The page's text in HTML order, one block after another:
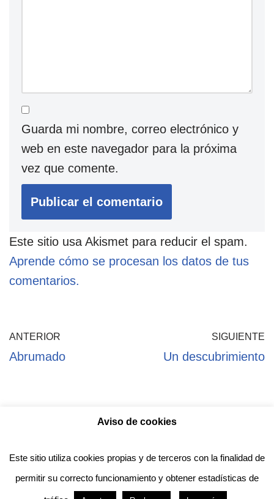
Guarda mi nombre, correo electrónico y
web en este navegador para la próxima
vez que comente.
Este sitio usa Akismet para reducir el spam.
Aprende cómo se procesan los datos de tus
comentarios.
ANTERIOR
Abrumado
SIGUIENTE
Un descubrimiento
Política de Cookies
Anotado funciona gracias a
Aviso de cookies
Este sitio utiliza cookies propias y de terceros con la finalidad de
permitir su correcto funcionamiento y obtener estadísticas de